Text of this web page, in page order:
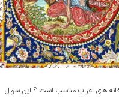
خانه های اعراب مناسب است ؟ این سوال